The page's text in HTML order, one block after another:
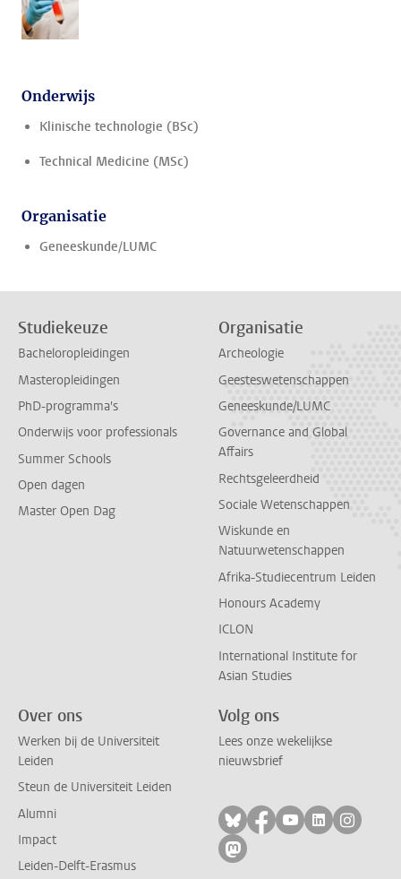
Onderwijs
Klinische technologie (BSc)
Technical Medicine (MSc)
Organisatie
Geneeskunde/LUMC
Studiekeuze
Bacheloropleidingen
Masteropleidingen
PhD-programma's
Onderwijs voor professionals
Summer Schools
Open dagen
Master Open Dag
Organisatie
Archeologie
Geesteswetenschappen
Geneeskunde/LUMC
Governance and Global
Affairs
Rechtsgeleerdheid
Sociale Wetenschappen
Wiskunde en
Natuurwetenschappen
Afrika-Studiecentrum Leiden
Honours Academy
ICLON
International Institute for
Asian Studies
Over ons
Werken bij de Universiteit
Leiden
Steun de Universiteit Leiden
Alumni
Impact
Leiden-Delft-Erasmus
Volg ons
Lees onze wekelijkse
nieuwsbrief
Volg ons op bluesky
Volg ons op
Volg ons op
Volg ons
Volg
Volg ons op mastodon